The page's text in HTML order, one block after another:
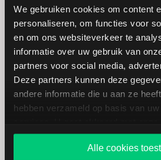
We gebruiken cookies om content
personaliseren, om functies voor
en om ons websiteverkeer te
informatie over uw gebruik van
partners voor social media,
Deze partners kunnen deze
andere informatie die u aan ze
hebben verzameld op basis van
website blijft gebruiken.
Alle cookies
Worldline EUR
GFT
EUR